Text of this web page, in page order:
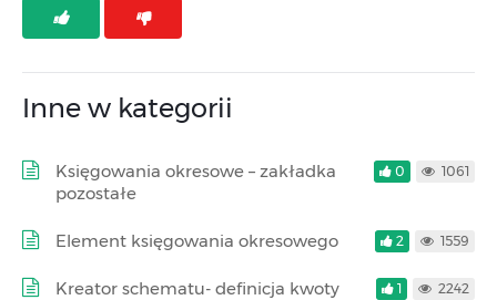
Inne w kategorii
Księgowania okresowe – zakładka
pozostałe
0 1061
Element księgowania okresowego 2 1559
Kreator schematu- definicja kwoty 1 2242